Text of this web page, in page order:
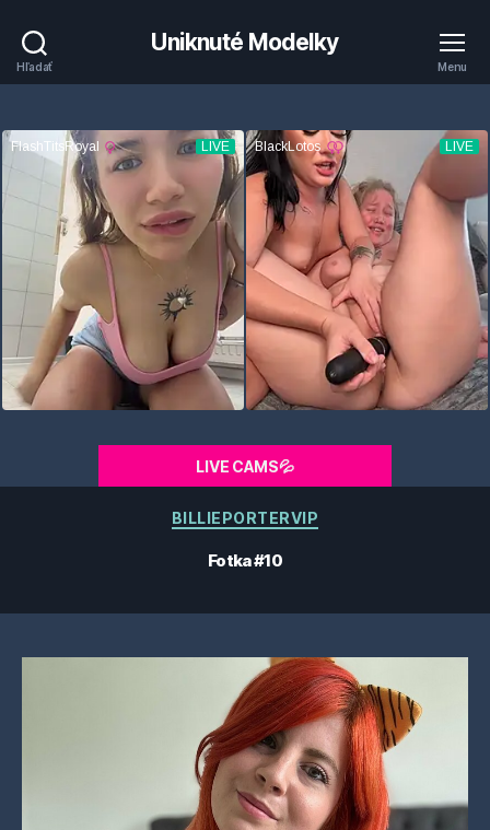
Hľadať
Uniknuté Modelky
Menu
LIVE CAMS💦
Kategórie
BILLIEPORTERVIP
Fotka #10